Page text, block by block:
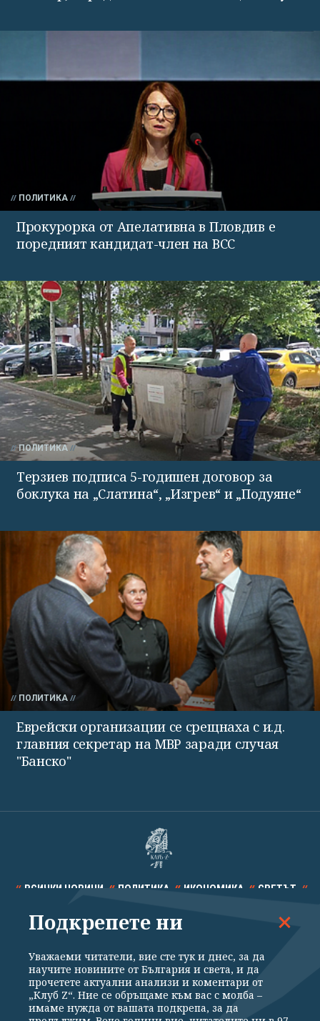
ПОЛИТИКА
Прокурорка от Апелативна в Пловдив е
поредният кандидат-член на ВСС
ПОЛИТИКА
Терзиев подписа 5-годишен договор за
боклука на „Слатина“, „Изгрев“ и „Подуяне“
ПОЛИТИКА
Еврейски организации се срещнаха с и.д.
главния секретар на МВР заради случая
"Банско"
ВСИЧКИ НОВИНИ ПОЛИТИКА ИКОНОМИКА СВЕТЪТ
СПОРТ КУЛТУРА ТЕХНОЛОГИИ КАЛЕЙДОСКОП
Подкрепете ни
Уважаеми читатели, вие сте тук и днес, за да
научите новините от България и света, и да
прочетете актуални анализи и коментари от
„Клуб Z“. Ние се обръщаме към вас с молба –
имаме нужда от вашата подкрепа, за да